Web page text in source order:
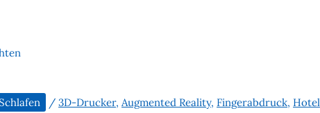
/3D-Drucker, Augmented Reality, Fingerabdruck, Hotel